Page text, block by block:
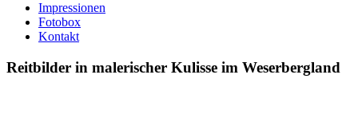
Impressionen
Fotobox
Kontakt
Reitbilder in malerischer Kulisse im Weserbergland